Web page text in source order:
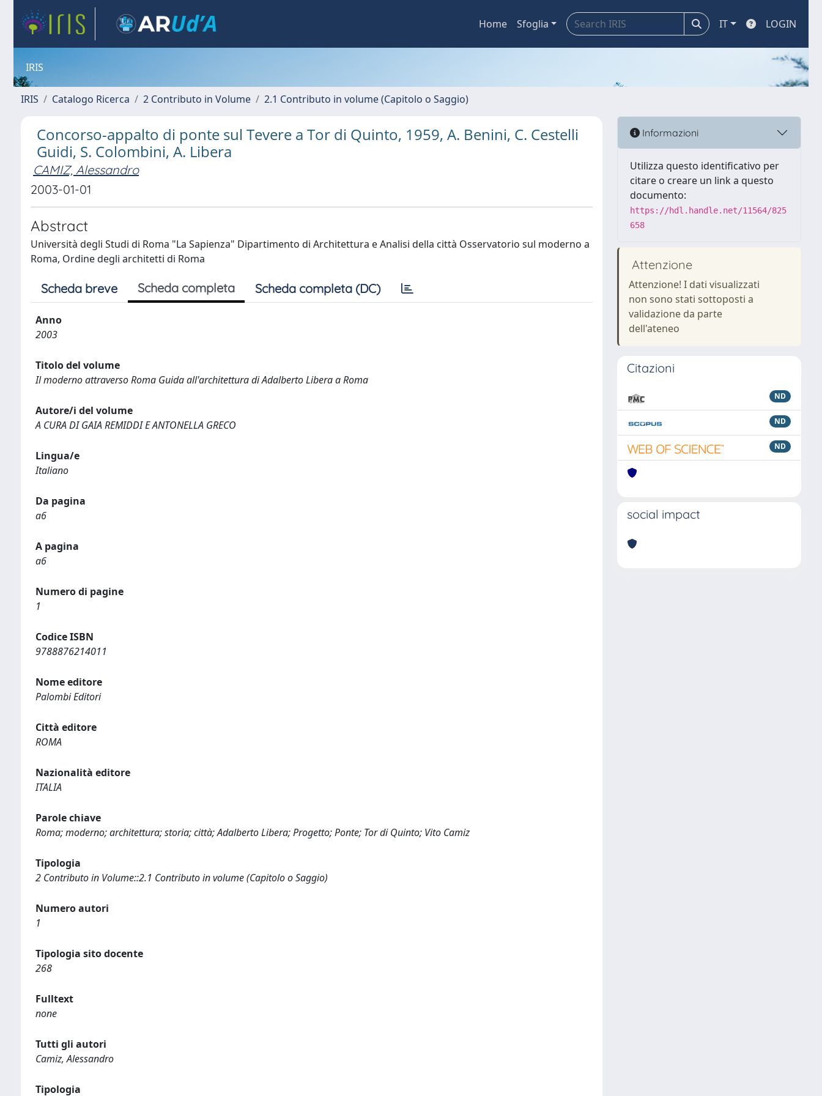
Home Sfoglia IT LOGIN
IRIS
IRIS Catalogo Ricerca 2 Contributo in Volume 2.1 Contributo in volume (Capitolo o Saggio)
Concorso-appalto di ponte sul Tevere a Tor di Quinto, 1959, A. Benini, C. Cestelli
Guidi, S. Colombini, A. Libera
CAMIZ, Alessandro
2003-01-01
Abstract
Università degli Studi di Roma "La Sapienza" Dipartimento di Architettura e Analisi della città Osservatorio sul moderno a
Roma, Ordine degli architetti di Roma
Scheda breve Scheda completa Scheda completa (DC)
Anno
2003
Titolo del volume
Il moderno attraverso Roma Guida all'architettura di Adalberto Libera a Roma
Autore/i del volume
A CURA DI GAIA REMIDDI E ANTONELLA GRECO
Lingua/e
Italiano
Da pagina
a6
A pagina
a6
Numero di pagine
1
Codice ISBN
9788876214011
Nome editore
Palombi Editori
Città editore
ROMA
Nazionalità editore
ITALIA
Parole chiave
Roma; moderno; architettura; storia; città; Adalberto Libera; Progetto; Ponte; Tor di Quinto; Vito Camiz
Tipologia
2 Contributo in Volume::2.1 Contributo in volume (Capitolo o Saggio)
Numero autori
1
Tipologia sito docente
268
Fulltext
none
Tutti gli autori
Camiz, Alessandro
Tipologia
Informazioni
Utilizza questo identificativo per
citare o creare un link a questo
documento:
https://hdl.handle.net/11564/825
658
Attenzione
Attenzione! I dati visualizzati
non sono stati sottoposti a
validazione da parte
dell'ateneo
Citazioni
ND
ND
ND
social impact